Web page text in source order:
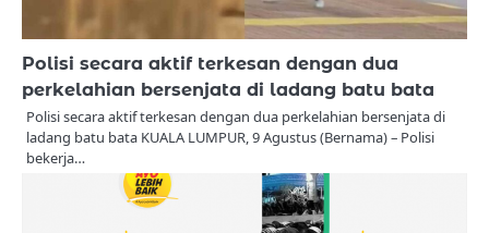
Polisi secara aktif terkesan dengan dua
perkelahian bersenjata di ladang batu bata
Polisi secara aktif terkesan dengan dua perkelahian bersenjata di
ladang batu bata KUALA LUMPUR, 9 Agustus (Bernama) – Polisi
bekerja…